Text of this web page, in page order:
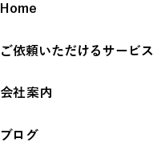
Home
ご依頼いただけるサービス
会社案内
ブログ